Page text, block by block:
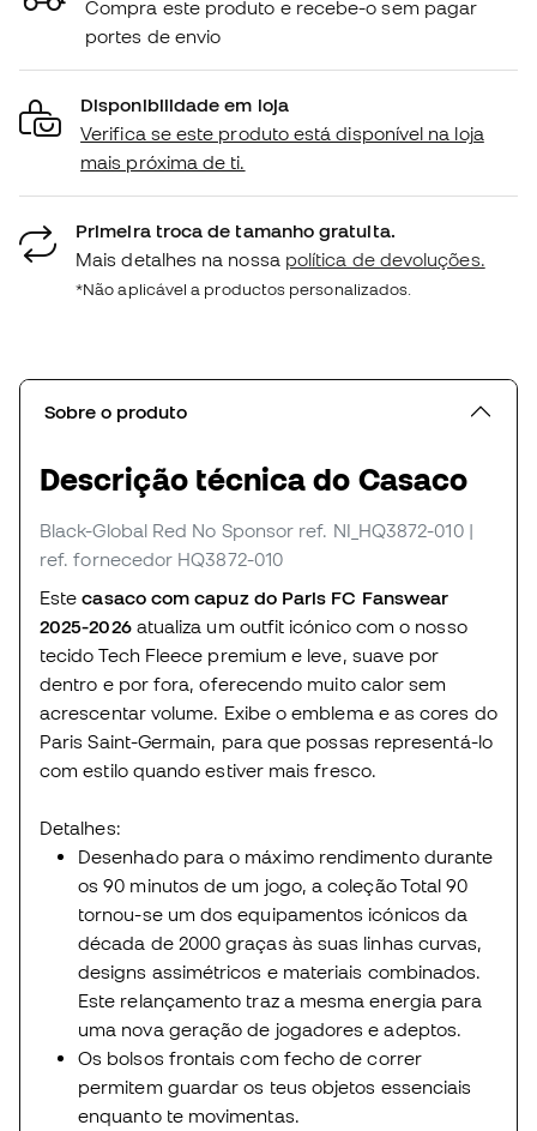
Compra este produto e recebe-o sem pagar
portes de envio
Disponibilidade em loja
Verifica se este produto está disponível na loja
mais próxima de ti.
Primeira troca de tamanho gratuita.
Mais detalhes na nossa política de devoluções.
*Não aplicável a productos personalizados.
Sobre o produto
Descrição técnica do Casaco
Black-Global Red No Sponsor ref. NI_HQ3872-010 |
ref. fornecedor HQ3872-010
Estecasaco com capuz do Paris FC Fanswear
2025-2026 atualiza um outfit icónico com o nosso
tecido Tech Fleece premium e leve, suave por
dentro e por fora, oferecendo muito calor sem
acrescentar volume. Exibe o emblema e as cores do
Paris Saint-Germain, para que possas representá-lo
com estilo quando estiver mais fresco.
Detalhes:
Desenhado para o máximo rendimento durante
os 90 minutos de um jogo, a coleção Total 90
tornou-se um dos equipamentos icónicos da
década de 2000 graças às suas linhas curvas,
designs assimétricos e materiais combinados.
Este relançamento traz a mesma energia para
uma nova geração de jogadores e adeptos.
Os bolsos frontais com fecho de correr
permitem guardar os teus objetos essenciais
enquanto te movimentas.